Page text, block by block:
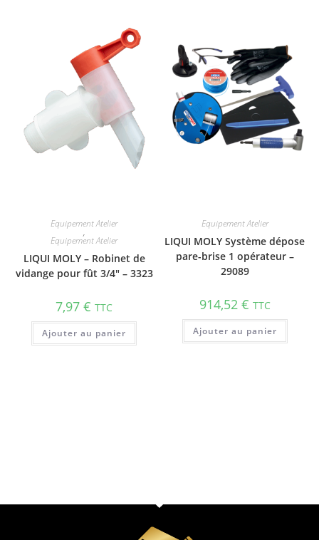
Equipement Atelier
,
Equipement Atelier
LIQUI MOLY – Robinet de
vidange pour fût 3/4″ – 3323
7,97€ TTC
Ajouter au panier
Equipement Atelier
LIQUI MOLY Système dépose
pare-brise 1 opérateur –
29089
914,52 € TTC
Ajouter au panier